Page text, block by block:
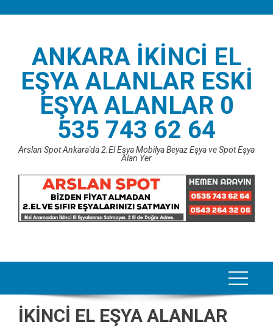
ANKARA İKINCI EL
EŞYA ALANLAR ESKI
EŞYA ALANLAR 0
535 743 62 64
Arslan Spot Ankara'da 2.El Eşya Mobilya Beyaz Eşya ve Spot Eşya
Alan Yer
İKİNCİ EL EŞYA ALANLAR